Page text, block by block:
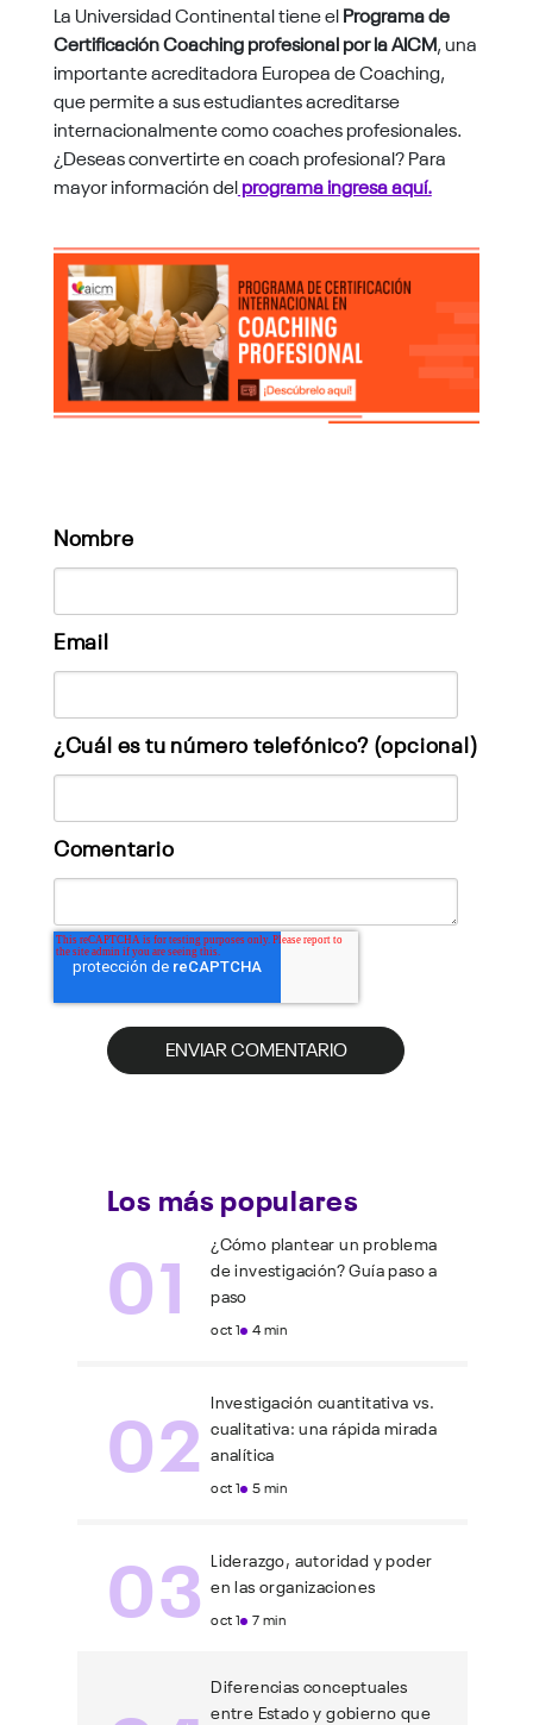
La Universidad Continental tiene elPrograma de
CertificaciónCoaching profesional por la AICM, una
importante acreditadora Europea de Coaching,
que permite a sus estudiantes acreditarse
internacionalmente como coaches profesionales.
¿Deseas convertirte en coach profesional? Para
mayor información delprograma ingresa aquí.
Nombre
Email
¿Cuál es tu número telefónico? (opcional)
Comentario
Los más populares
01
¿Cómo plantear un problema
de investigación? Guía paso a
paso
oct 1 4 min
02
Investigación cuantitativa vs.
cualitativa: una rápida mirada
analítica
oct 1 5 min
03 Liderazgo, autoridad y poder
en las organizaciones
oct 1 7 min
Diferencias conceptuales
entre Estado y gobierno que